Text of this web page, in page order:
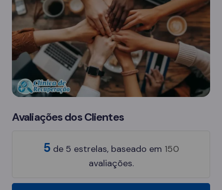
Avaliações dos Clientes
5 de 5 estrelas, baseado em 150
avaliações.